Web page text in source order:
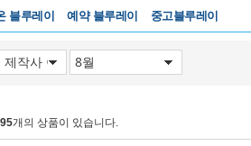
블루레이 예약 블루레이 중고블루레이
개의 상품이 있습니다.